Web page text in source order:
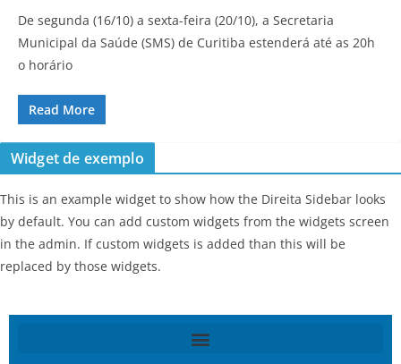
De segunda (16/10) a sexta-feira (20/10), a Secretaria
Municipal da Saúde (SMS) de Curitiba estenderá até as 20h
o horário
Read More
Widget de exemplo
This is an example widget to show how the Direita Sidebar looks
by default. You can add custom widgets from the widgets screen
in the admin. If custom widgets is added than this will be
replaced by those widgets.